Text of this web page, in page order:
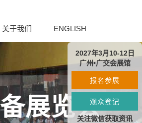
关于我们 ENGLISH
展览会
2027年3月10-12日
广州•广交会展馆
报名参展
观众登记
关注微信获取资讯